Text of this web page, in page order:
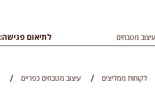
לתיאום פגישה: 09-8344456 עיצוב מטבחים
לקוחות ממליצים עיצוב מטבחים כפריים